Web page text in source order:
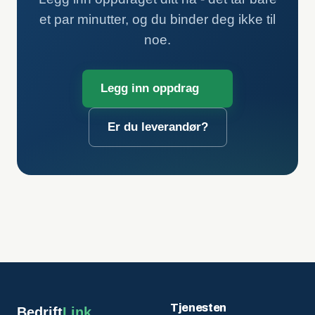
et par minutter, og du binder deg ikke til
noe.
Legg inn oppdrag
Er du leverandør?
Tjenesten